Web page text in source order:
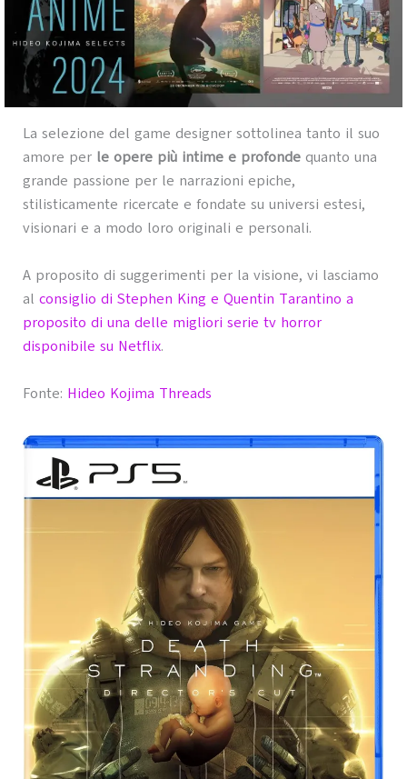
La selezione del game designer sottolinea tanto il suo
amore perle opere più intime e profondequanto una
grande passione per le narrazioni epiche,
stilisticamente ricercate e fondate su universi estesi,
visionari e a modo loro originali e personali.
A proposito di suggerimenti per la visione, vi lasciamo
al consiglio di Stephen King e Quentin Tarantino a
proposito di una delle migliori serie tv horror
disponibile su Netflix.
Fonte: Hideo Kojima Threads